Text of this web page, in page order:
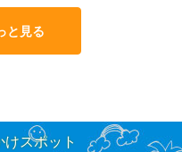
と見る
スポット